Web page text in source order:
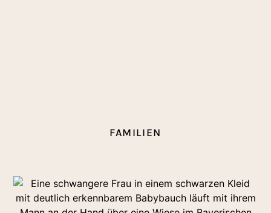
FAMILIEN